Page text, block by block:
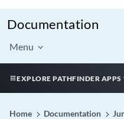
Documentation
Menu
EXPLORE PATHFINDER APPS
Home Documentation